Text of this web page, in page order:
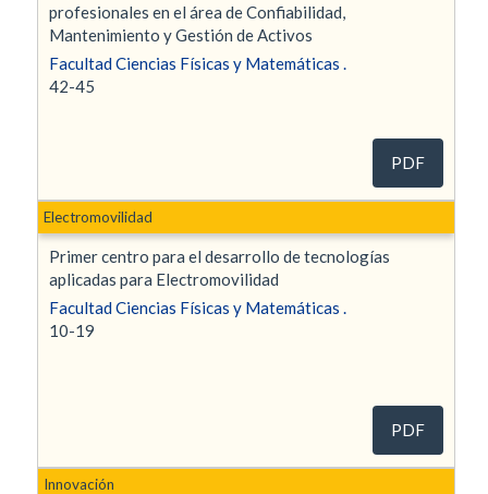
profesionales en el área de Confiabilidad,
Mantenimiento y Gestión de Activos
Facultad Ciencias Físicas y Matemáticas .
42-45
PDF
Primer centro para el desarrollo de tecnologías
aplicadas para Electromovilidad
Facultad Ciencias Físicas y Matemáticas .
10-19
Electromovilidad
PDF
Innovación